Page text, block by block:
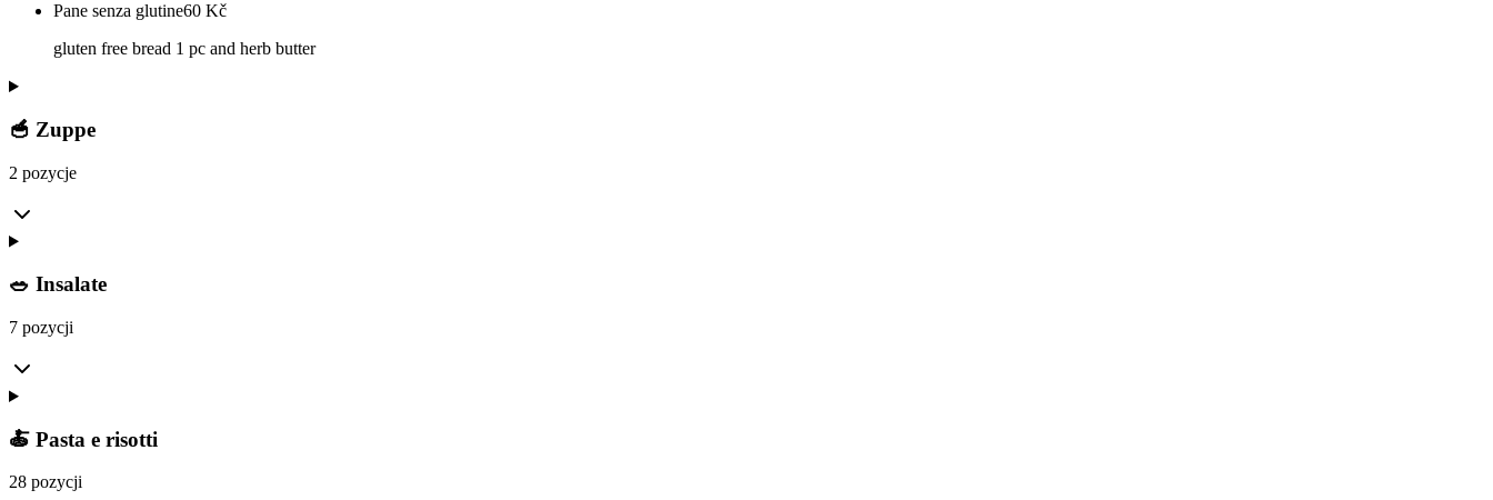
Pane senza glutine60 Kč
gluten free bread 1 pc and herb butter
🥣 Zuppe
2 pozycje
🥗 Insalate
7 pozycji
🍝 Pasta e risotti
28 pozycji